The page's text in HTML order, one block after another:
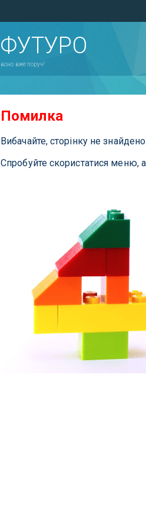
ФУТУРО
воно вже поруч!
Помилка
Вибачайте, сторінку не знайдено.
Спробуйте скористатися меню,